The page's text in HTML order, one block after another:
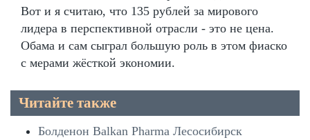
Вот и я считаю, что 135 рублей за мирового
лидера в перспективной отрасли - это не цена.
Обама и сам сыграл большую роль в этом фиаско
с мерами жёсткой экономии.
Читайте также
Болденон Balkan Pharma Лесосибирск